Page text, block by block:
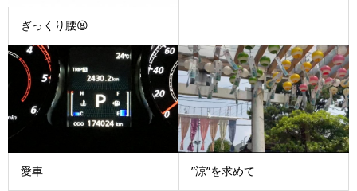
ぎっくり腰😫
愛車 ”涼”を求めて